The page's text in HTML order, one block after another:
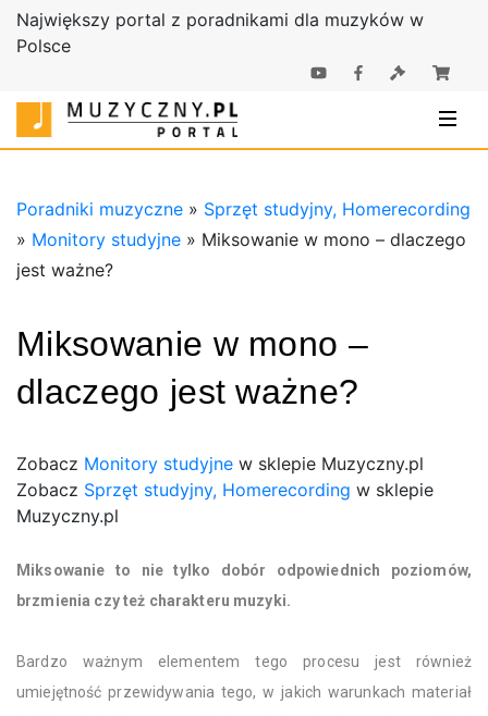
Największy portal z poradnikami dla muzyków w
Polsce
Sklep
muzyczne |
Poradniki muzyczne » Sprzęt studyjny, Homerecording
» Monitory studyjne » Miksowanie w mono – dlaczego
jest ważne?
Miksowanie w mono –
dlaczego jest ważne?
Zobacz Monitory studyjne w sklepie Muzyczny.pl
Zobacz Sprzęt studyjny, Homerecording w sklepie
Muzyczny.pl
Miksowanie to nie tylko dobór odpowiednich poziomów,
brzmienia czy też charakteru muzyki.
Bardzo ważnym elementem tego procesu jest również
umiejętność przewidywania tego, w jakich warunkach materiał